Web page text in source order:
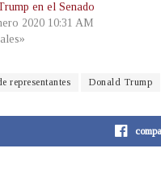
en el Senado
2020 10:31 AM
representantes Donald Trump